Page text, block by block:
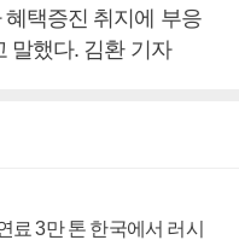
택증진 취지에 부응
말했다. 김환 기자
료 3만 톤 한국에서 러시